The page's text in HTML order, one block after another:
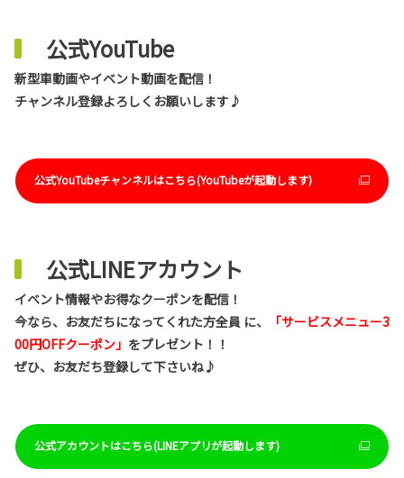
公式YouTube
新型車動画やイベント動画を配信！
チャンネル登録よろしくお願いします♪
公式YouTubeチャンネルはこちら(YouTubeが起動します)
公式LINEアカウント
イベント情報やお得なクーポンを配信！
今なら、お友だちになってくれた方全員 に、
「サービスメニュー3
00円OFFクーポン」 をプレゼント！！
ぜひ、お友だち登録して下さいね♪
公式アカウントはこちら(LINEアプリが起動します)